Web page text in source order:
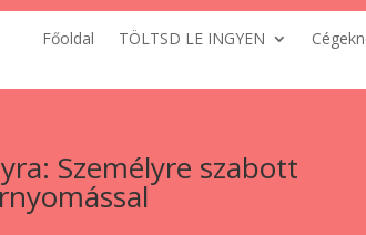
Főoldal TÖLTSD LE INGYEN
Személyre szabott